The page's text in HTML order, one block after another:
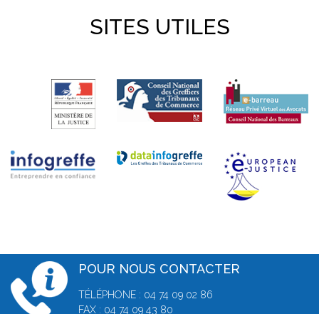
SITES UTILES
POUR NOUS CONTACTER
TÉLÉPHONE : 04 74 09 02 86
FAX : 04 74 09 43 80